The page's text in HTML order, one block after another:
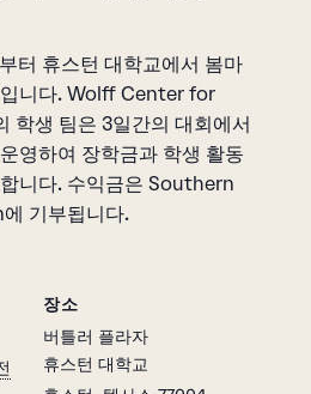
터 휴스턴 대학교에서 봄마
니다. Wolff Center for
학생 팀은 3일간의 대회에서
영하여 장학금과 학생 활동
니다. 수익금은 Southern
기부됩니다.
장소
버틀러 플라자
휴스턴 대학교